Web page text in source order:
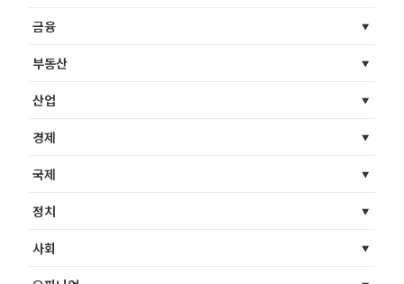
금융
부동산
산업
경제
국제
정치
사회